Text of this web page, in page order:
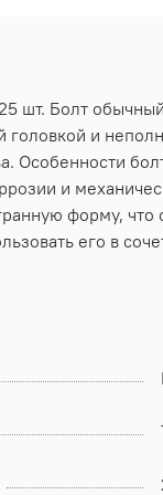
шт. Болт
и
Особенности
и
форму, что
его в